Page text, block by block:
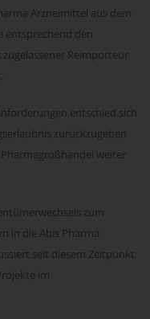
Arzneimittel aus dem
entsprechend den
Reimporteur
entschied sich
zurückzugeben
weiter
zum
in die Abis Pharma
seit diesem Zeitpunkt
im